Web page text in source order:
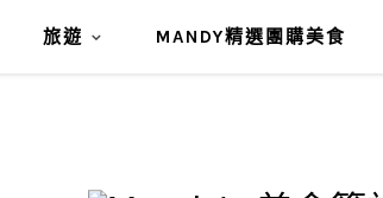
旅遊 MANDY精選團購美食